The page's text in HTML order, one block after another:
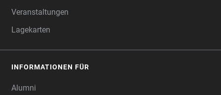
Veranstaltungen
Lagekarten
INFORMATIONEN FÜR
Alumni